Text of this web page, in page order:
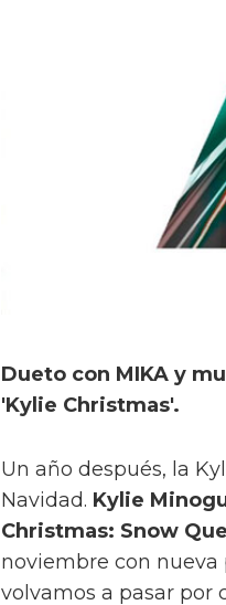
Dueto con MIKA y
'Kylie Christmas'.
Un año después, la
Navidad. Kylie
Christmas: Snow
noviembre con nueva
volvamos a pasar por